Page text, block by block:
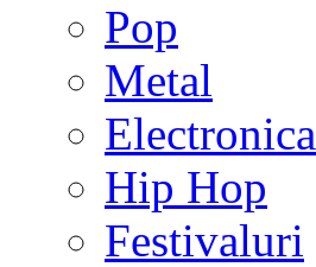
Pop
Metal
Electronica
Hip Hop
Festivaluri